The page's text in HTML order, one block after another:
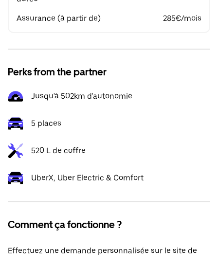
Assurance (à partir de) 285€/mois
Perks from the partner
Jusqu'à 502km d'autonomie
5 places
520 L de coffre
UberX, Uber Electric & Comfort
Comment ça fonctionne ?
Effectuez une demande personnalisée sur le site de